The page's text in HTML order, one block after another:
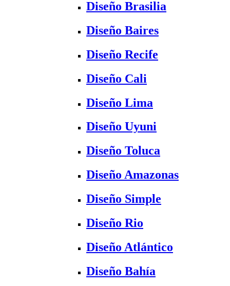
Diseño Brasilia
Diseño Baires
Diseño Recife
Diseño Cali
Diseño Lima
Diseño Uyuni
Diseño Toluca
Diseño Amazonas
Diseño Simple
Diseño Rio
Diseño Atlántico
Diseño Bahía